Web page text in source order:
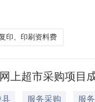
价起止时间:-二、采
印、印刷资料费
上超市采购项目
服务采购
服务